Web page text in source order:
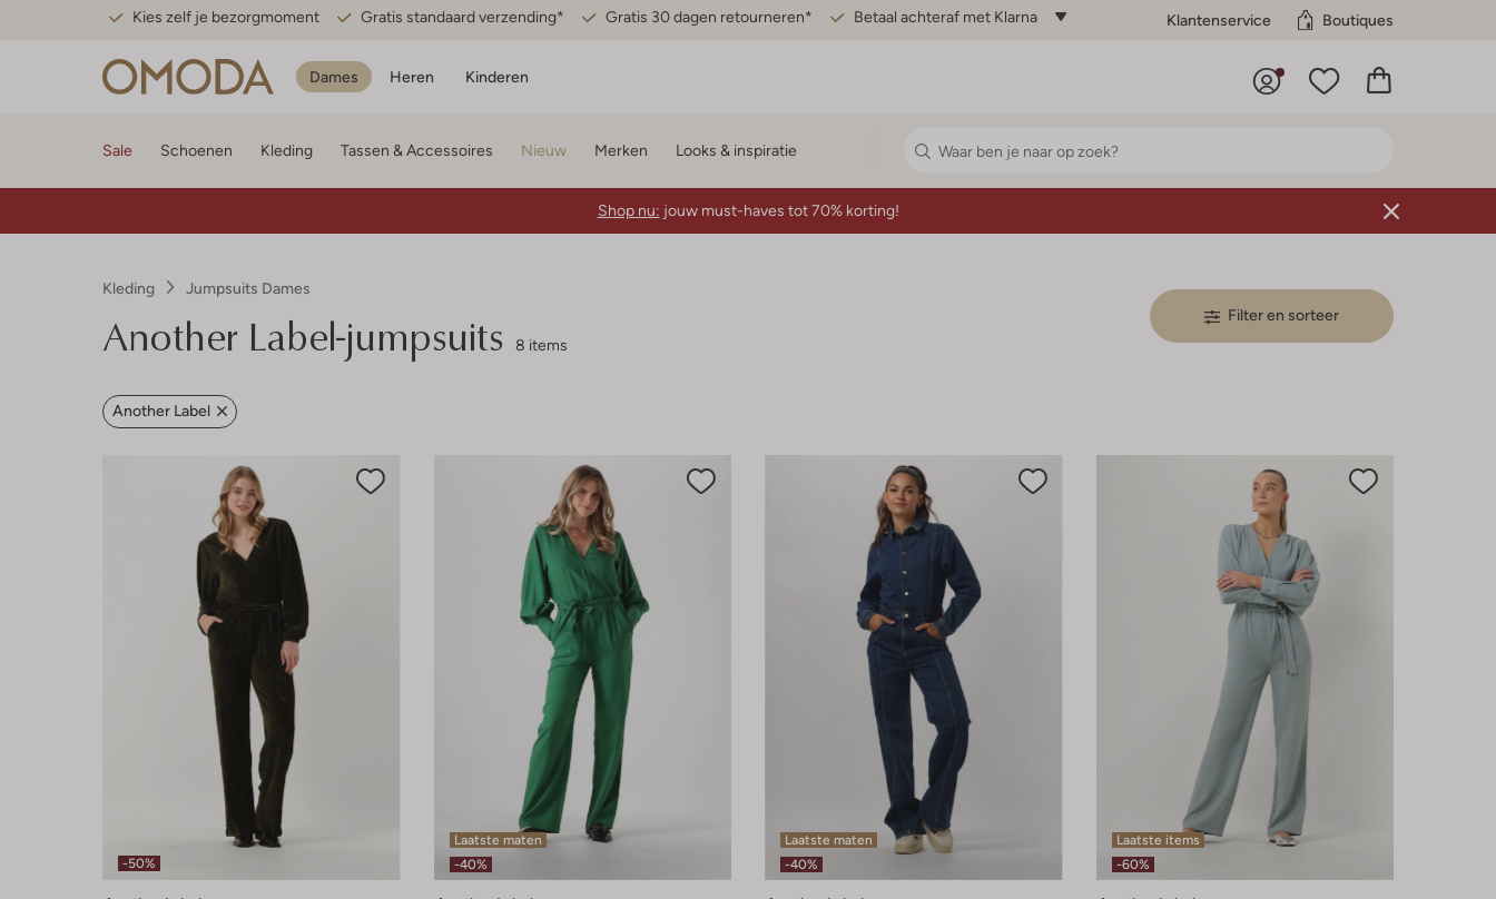
Kies zelf je bezorgmoment Gratis standaard verzending* Gratis 30 dagen retourneren* Betaal achteraf met Klarna Klantenservice Boutiques
Dames Heren Kinderen
Sale Schoenen Kleding Tassen & Accessoires Nieuw Merken Looks & inspiratie
Shop nu: jouw must-haves tot 70% korting!
Kleding Jumpsuits Dames
Another Label-jumpsuits 8 items
Filter en sorteer
Another Label
-50%
Laatste maten
-40%
Laatste maten
-40%
Laatste items
-60%